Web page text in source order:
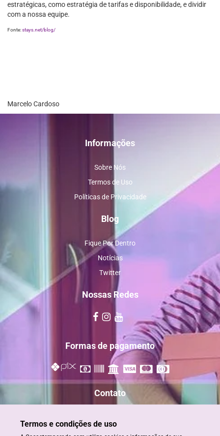
estratégicas, como estratégia de tarifas e disponibilidade, e dividir
com a nossa equipe.
Fonte:stays.net/blog/
Marcelo Cardoso
Informações
Sobre Nós
Termos de Uso
Políticas de Privacidade
Blog
Fique Por Dentro
Notícias
Twitter
Nossas Redes
Formas de pagamento
Contato
Termos e condições de uso